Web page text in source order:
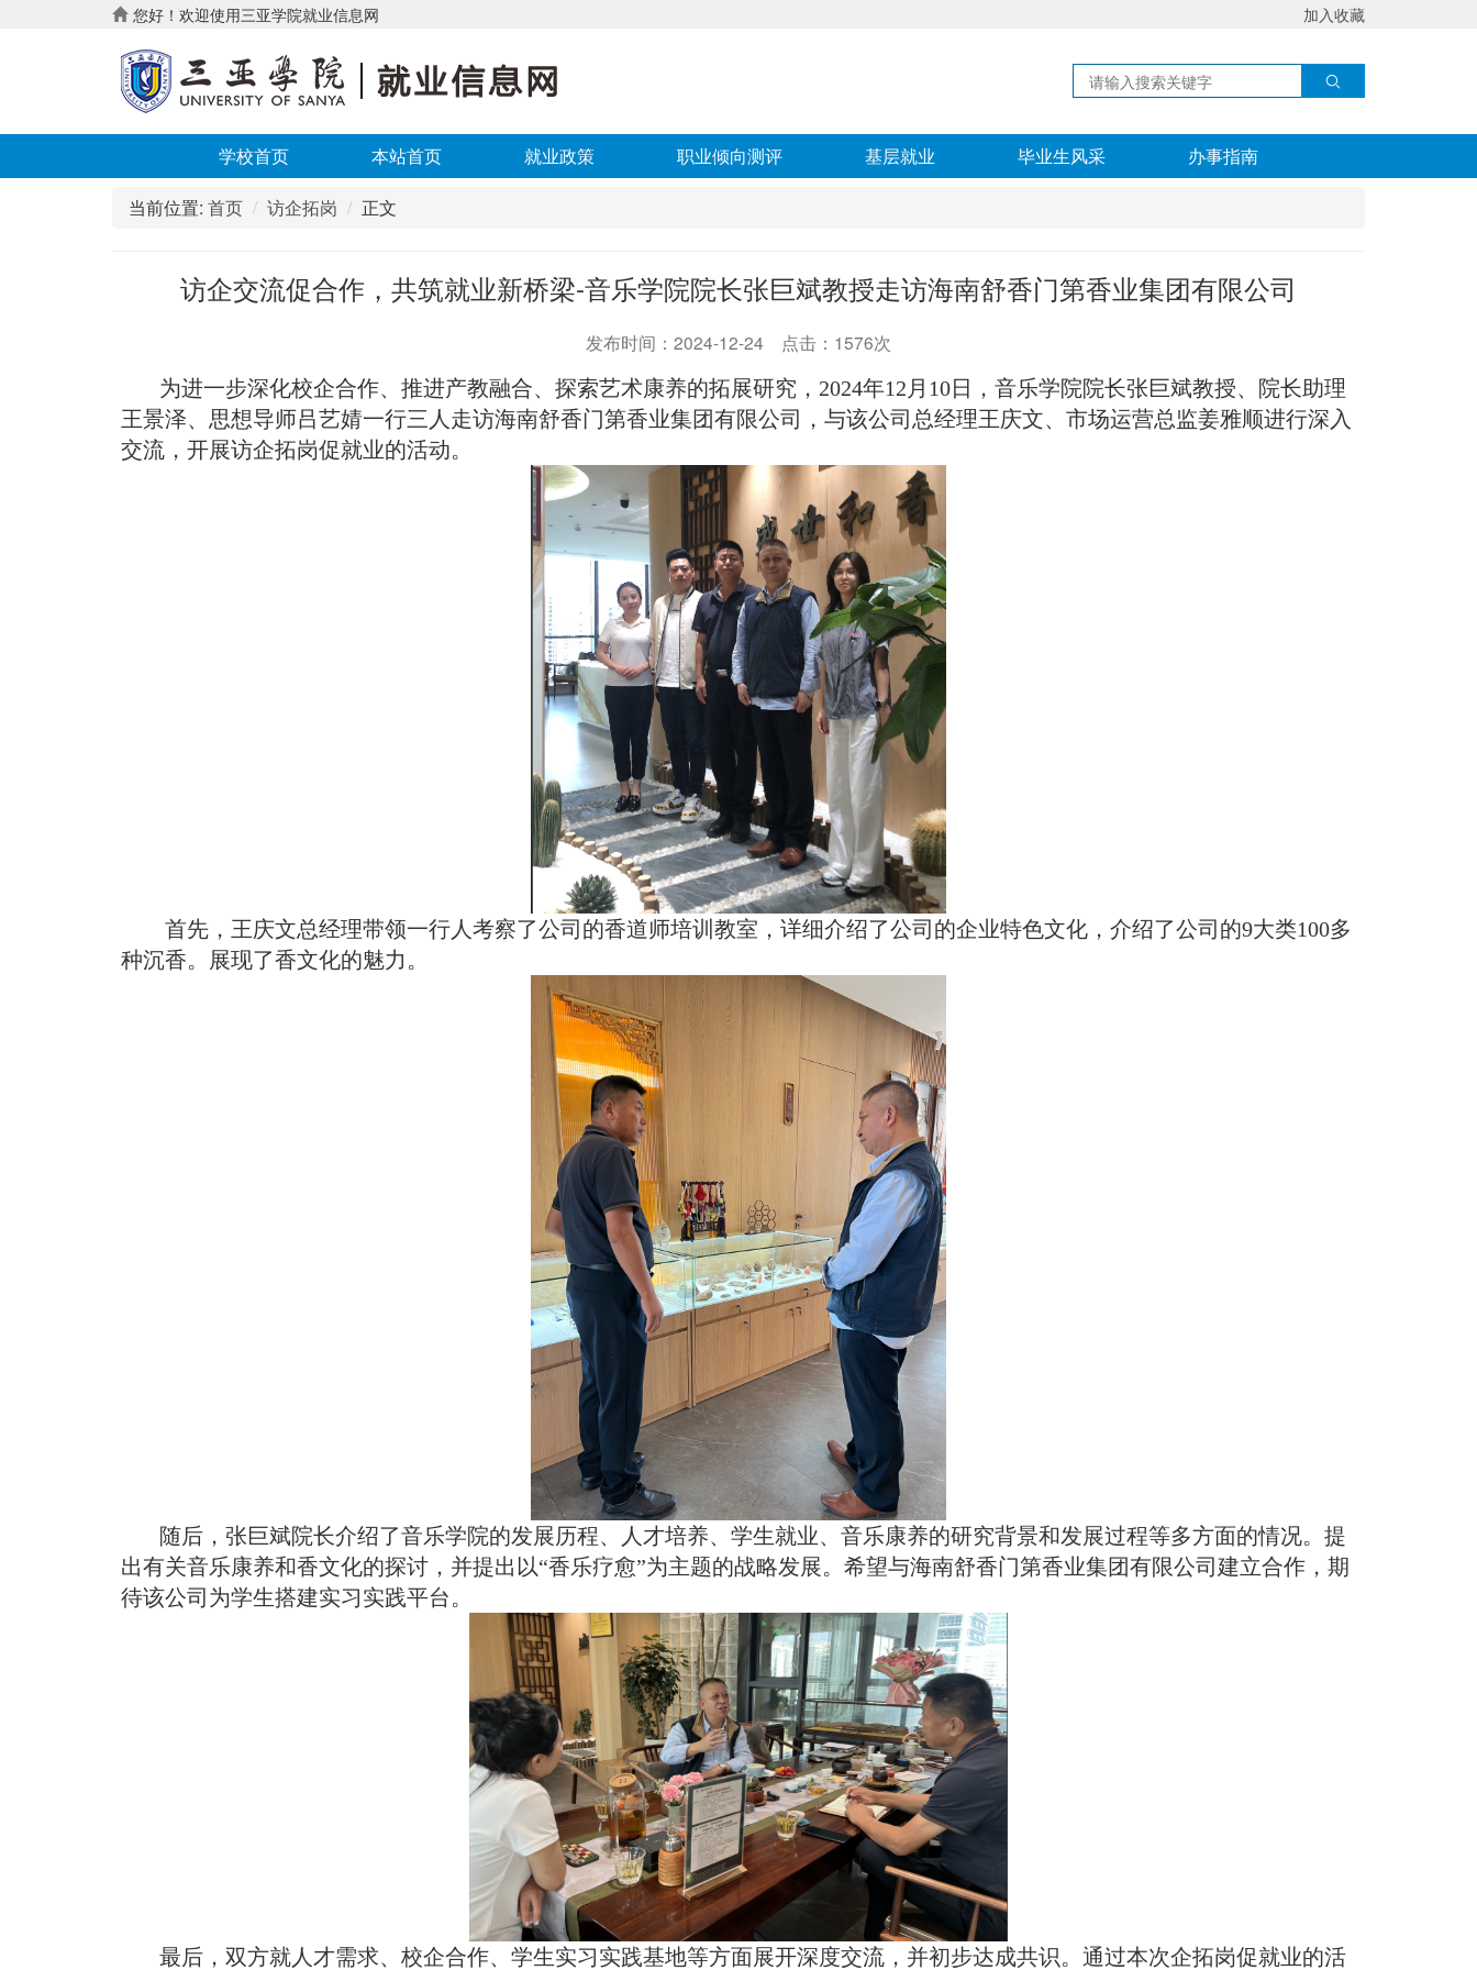
您好！欢迎使用三亚学院就业信息网 加入收藏
学校首页 本站首页 就业政策 职业倾向测评 基层就业 毕业生风采 办事指南
当前位置: 首页 访企拓岗 正文
访企交流促合作，共筑就业新桥梁-音乐学院院长张巨斌教授走访海南舒香门第香业集团有限公司
发布时间：2024-12-24 点击：1576次
为进一步深化校企合作、推进产教融合、探索艺术康养的拓展研究 ， 2024年12 月 10日，音乐学院院长张巨斌教授、院长助理
王景泽、思想导师吕艺婧一行三人走访海南舒香门第香业集团有限公司，与该公司总经理王庆文、市场运营总监姜雅顺进行深入
交流，开展访企拓岗促就业的活动。
首先，王庆文总经理带领一行人考察了公司的香道师培训教室，详细介绍了公司的企业特色文化，介绍了公司的9大类100多
种沉香。展现了香文化的魅力。
随后，张巨斌院长介绍了音乐学院的发展历程、人才培养、学生就业、 音乐康养的研究背景和发展过程等多方面的情况。提
出有关音乐康养和香文化的探讨，并提出以“香乐疗愈”为主题的战略发展。希望与海南舒香门第香业集团有限公司建立合作，期
待该公司为学生搭建实习实践平台。
最后， 双方就人才需求、 校企合作、 学生实习实践基地等方面展开深度交流，并初步达成共识。通过本次企拓岗促就业的活